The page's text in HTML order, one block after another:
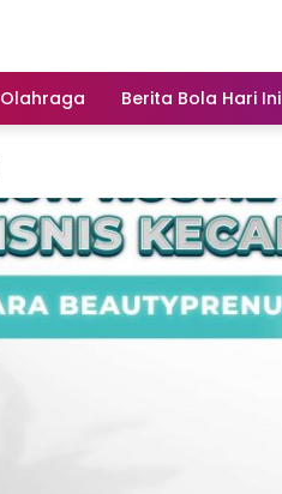
Olahraga Berita Bola Hari Ini